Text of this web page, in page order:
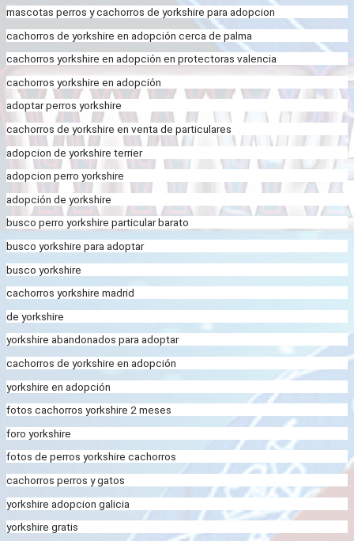
mascotas perros y cachorros de yorkshire para adopcion
cachorros de yorkshire en adopción cerca de palma
cachorros yorkshire en adopción en protectoras valencia
cachorros yorkshire en adopción
adoptar perros yorkshire
cachorros de yorkshire en venta de particulares
adopcion de yorkshire terrier
adopcion perro yorkshire
adopción de yorkshire
busco perro yorkshire particular barato
busco yorkshire para adoptar
busco yorkshire
cachorros yorkshire madrid
de yorkshire
yorkshire abandonados para adoptar
cachorros de yorkshire en adopción
yorkshire en adopción
fotos cachorros yorkshire 2 meses
foro yorkshire
fotos de perros yorkshire cachorros
cachorros perros y gatos
yorkshire adopcion galicia
yorkshire gratis